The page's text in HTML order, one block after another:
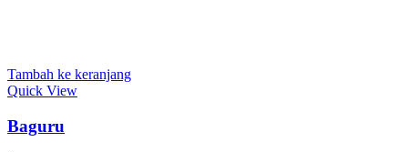
Tambah ke keranjang
Quick View
Baguru